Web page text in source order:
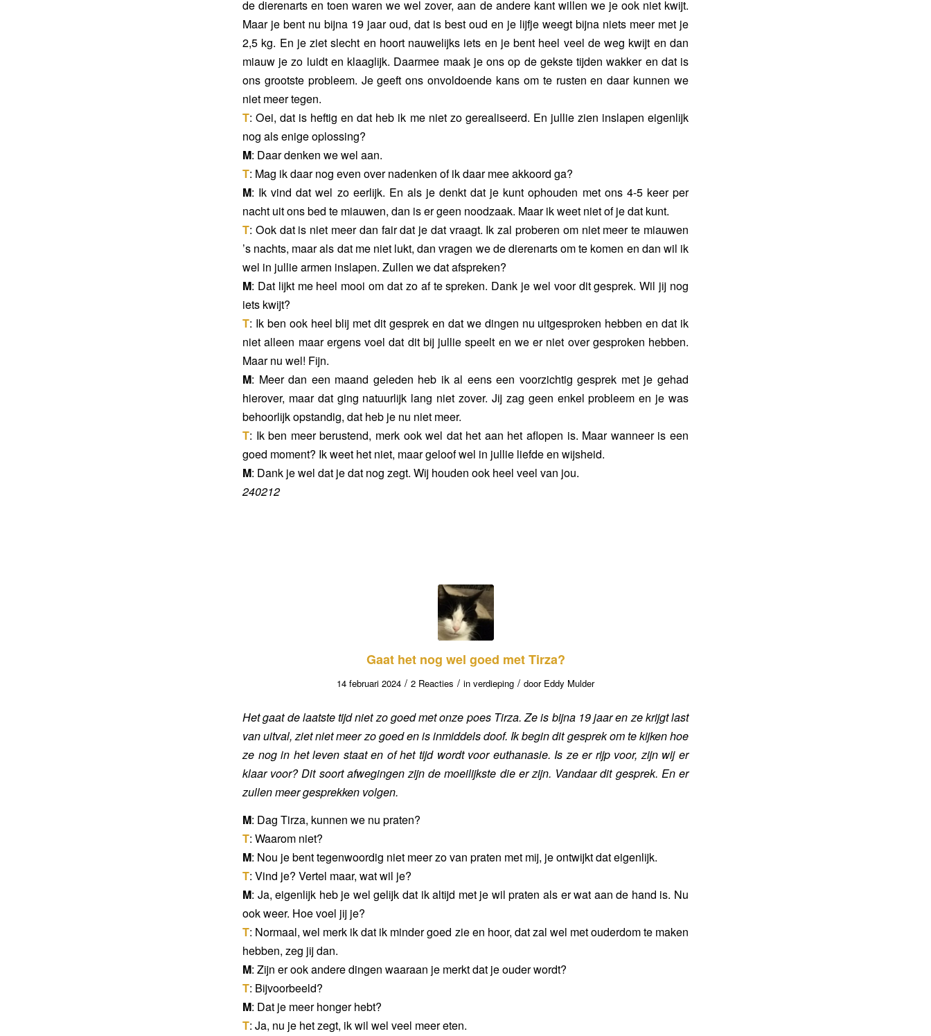
de dierenarts en toen waren we wel zover, aan de andere kant willen we je ook niet kwijt.
Maar je bent nu bijna 19 jaar oud, dat is best oud en je lijfje weegt bijna niets meer met je
2,5 kg. En je ziet slecht en hoort nauwelijks iets en je bent heel veel de weg kwijt en dan
miauw je zo luidt en klaaglijk. Daarmee maak je ons op de gekste tijden wakker en dat is
ons grootste probleem. Je geeft ons onvoldoende kans om te rusten en daar kunnen we
niet meer tegen.
T: Oei, dat is heftig en dat heb ik me niet zo gerealiseerd. En jullie zien inslapen eigenlijk
nog als enige oplossing?
M: Daar denken we wel aan.
T: Mag ik daar nog even over nadenken of ik daar mee akkoord ga?
M: Ik vind dat wel zo eerlijk. En als je denkt dat je kunt ophouden met ons 4-5 keer per
nacht uit ons bed te miauwen, dan is er geen noodzaak. Maar ik weet niet of je dat kunt.
T: Ook dat is niet meer dan fair dat je dat vraagt. Ik zal proberen om niet meer te miauwen
’s nachts, maar als dat me niet lukt, dan vragen we de dierenarts om te komen en dan wil ik
wel in jullie armen inslapen. Zullen we dat afspreken?
M: Dat lijkt me heel mooi om dat zo af te spreken. Dank je wel voor dit gesprek. Wil jij nog
iets kwijt?
T: Ik ben ook heel blij met dit gesprek en dat we dingen nu uitgesproken hebben en dat ik
niet alleen maar ergens voel dat dit bij jullie speelt en we er niet over gesproken hebben.
Maar nu wel! Fijn.
M: Meer dan een maand geleden heb ik al eens een voorzichtig gesprek met je gehad
hierover, maar dat ging natuurlijk lang niet zover. Jij zag geen enkel probleem en je was
behoorlijk opstandig, dat heb je nu niet meer.
T: Ik ben meer berustend, merk ook wel dat het aan het aflopen is. Maar wanneer is een
goed moment? Ik weet het niet, maar geloof wel in jullie liefde en wijsheid.
M: Dank je wel dat je dat nog zegt. Wij houden ook heel veel van jou.
240212
Gaat het nog wel goed met Tirza?
14 februari 2024 / 2 Reacties / in verdieping / door Eddy Mulder
Het gaat de laatste tijd niet zo goed met onze poes Tirza. Ze is bijna 19 jaar en ze krijgt last
van uitval, ziet niet meer zo goed en is inmiddels doof. Ik begin dit gesprek om te kijken hoe
ze nog in het leven staat en of het tijd wordt voor euthanasie. Is ze er rijp voor, zijn wij er
klaar voor? Dit soort afwegingen zijn de moeilijkste die er zijn. Vandaar dit gesprek. En er
zullen meer gesprekken volgen.
M: Dag Tirza, kunnen we nu praten?
T: Waarom niet?
M: Nou je bent tegenwoordig niet meer zo van praten met mij, je ontwijkt dat eigenlijk.
T: Vind je? Vertel maar, wat wil je?
M: Ja, eigenlijk heb je wel gelijk dat ik altijd met je wil praten als er wat aan de hand is. Nu
ook weer. Hoe voel jij je?
T: Normaal, wel merk ik dat ik minder goed zie en hoor, dat zal wel met ouderdom te maken
hebben, zeg jij dan.
M: Zijn er ook andere dingen waaraan je merkt dat je ouder wordt?
T: Bijvoorbeeld?
M: Dat je meer honger hebt?
T: Ja, nu je het zegt, ik wil wel veel meer eten.